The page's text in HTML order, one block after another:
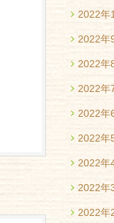
2022年
2022年
2022年
2022年
2022年
2022年
2022年
2022年
2022年